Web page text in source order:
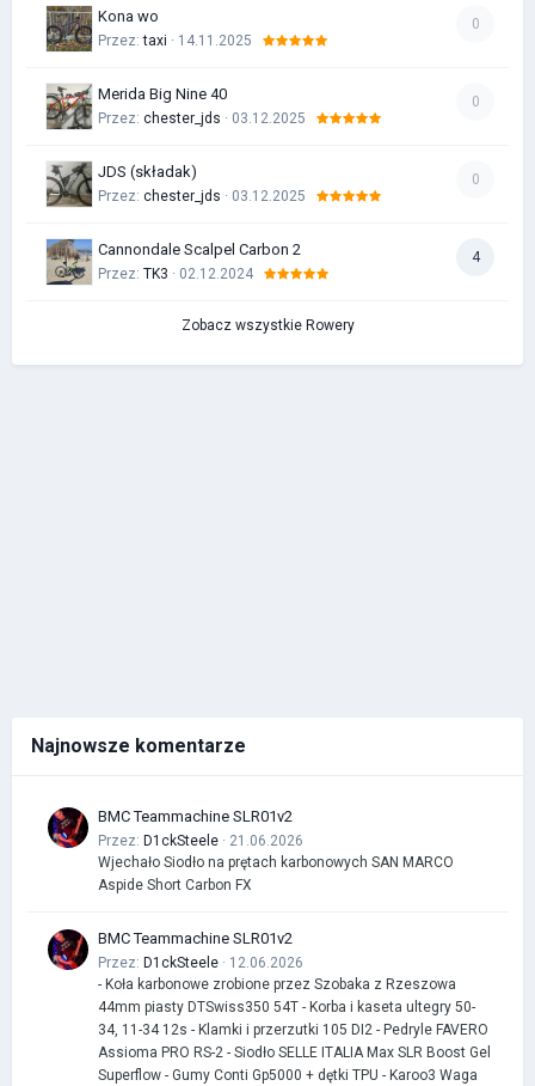
0
Kona wo
Przez:taxi · 14.11.2025
0
Merida Big Nine 40
Przez: chester_jds · 03.12.2025
0
JDS (składak)
Przez: chester_jds · 03.12.2025
4
Cannondale Scalpel Carbon 2
Przez: TK3 · 02.12.2024
Zobacz wszystkie Rowery
Najnowsze komentarze
BMC Teammachine SLR01v2
Przez: D1ckSteele · 21.06.2026
Wjechało Siodło na prętach karbonowych SAN MARCO
Aspide Short Carbon FX
BMC Teammachine SLR01v2
Przez: D1ckSteele · 12.06.2026
- Koła karbonowe zrobione przez Szobaka z Rzeszowa
44mm piasty DTSwiss350 54T - Korba i kaseta ultegry 50-
34, 11-34 12s - Klamki i przerzutki 105 DI2 - Pedryle FAVERO
Assioma PRO RS-2 - Siodło SELLE ITALIA Max SLR Boost Gel
Superflow - Gumy Conti Gp5000 + dętki TPU - Karoo3 Waga